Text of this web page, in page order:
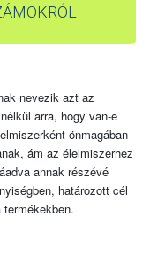
nevezik azt az
arra, hogy van-e
önmagában
ám az élelmiszerhez
annak részévé
határozott cél